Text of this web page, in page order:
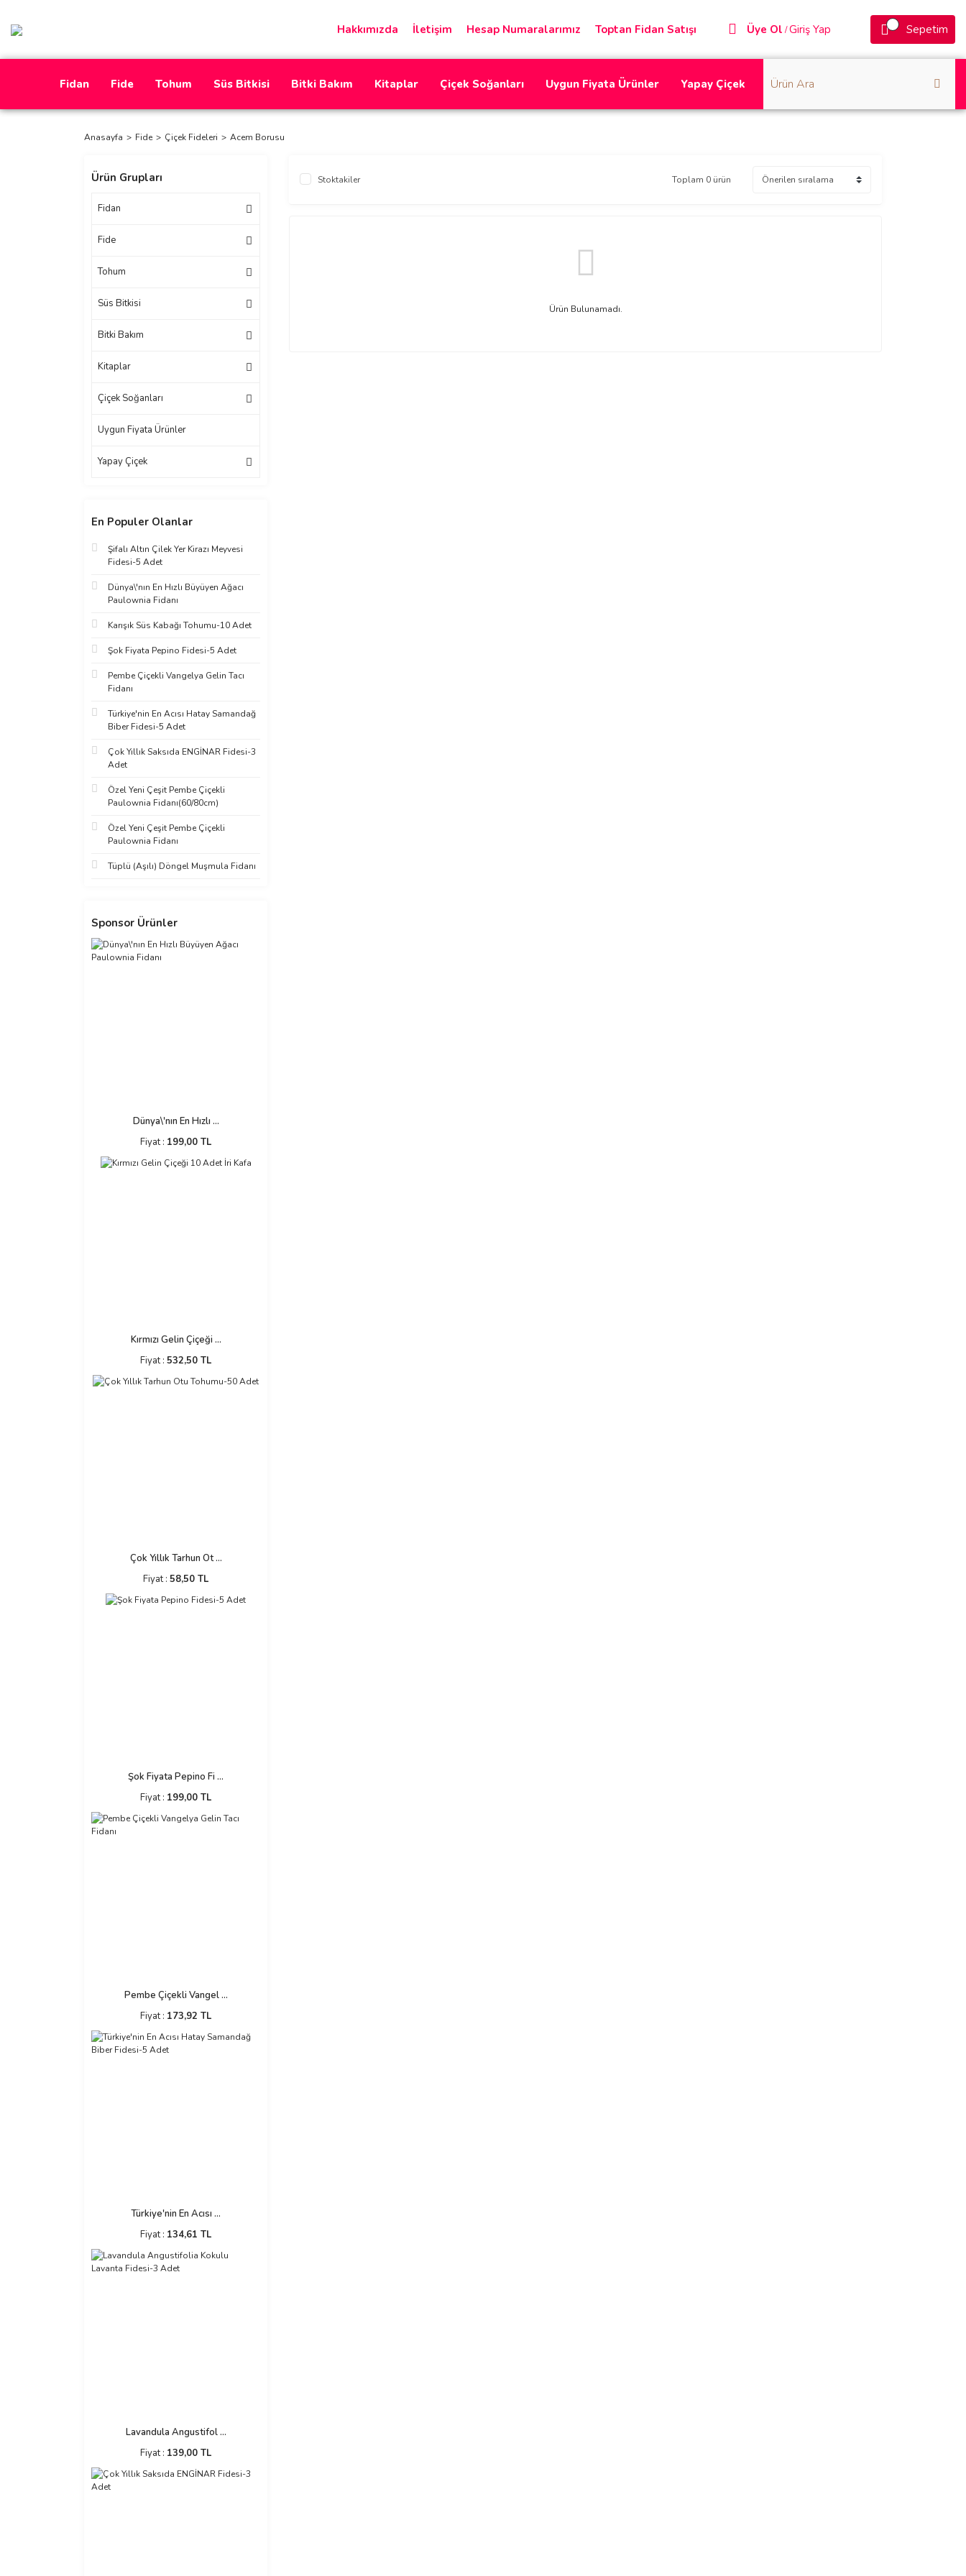
Hakkımızda İletişim Hesap Numaralarımız Toptan Fidan Satışı Üye Ol /Giriş Yap Sepetim
Fidan Fide Tohum Süs Bitkisi Bitki Bakım Kitaplar Çiçek Soğanları Uygun Fiyata Ürünler Yapay Çiçek
Anasayfa Fide Çiçek Fideleri Acem Borusu
Ürün Grupları
Fidan
Fide
Tohum
Süs Bitkisi
Bitki Bakım
Kitaplar
Çiçek Soğanları
Uygun Fiyata Ürünler
Yapay Çiçek
En Populer Olanlar
Şifalı Altın Çilek Yer Kirazı Meyvesi
Fidesi-5 Adet
Dünya\'nın En Hızlı Büyüyen Ağacı
Paulownia Fidanı
Karışık Süs Kabağı Tohumu-10 Adet
Şok Fiyata Pepino Fidesi-5 Adet
Pembe Çiçekli Vangelya Gelin Tacı
Fidanı
Türkiye'nin En Acısı Hatay Samandağ
Biber Fidesi-5 Adet
Çok Yıllık Saksıda ENGİNAR Fidesi-3
Adet
Özel Yeni Çeşit Pembe Çiçekli
Paulownia Fidanı(60/80cm)
Özel Yeni Çeşit Pembe Çiçekli
Paulownia Fidanı
Tüplü (Aşılı) Döngel Muşmula Fidanı
Sponsor Ürünler
Dünya\'nın En Hızlı ...
Fiyat : 199,00 TL
Kırmızı Gelin Çiçeği ...
Fiyat : 532,50 TL
Çok Yıllık Tarhun Ot ...
Fiyat : 58,50 TL
Şok Fiyata Pepino Fi ...
Fiyat : 199,00 TL
Pembe Çiçekli Vangel ...
Fiyat : 173,92 TL
Türkiye'nin En Acısı ...
Fiyat : 134,61 TL
Lavandula Angustifol ...
Fiyat : 139,00 TL
Stoktakiler Toplam 0 ürün
Ürün Bulunamadı.